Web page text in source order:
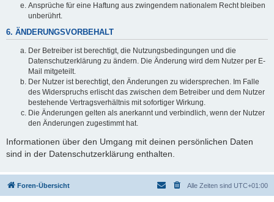
Ansprüche für eine Haftung aus zwingendem nationalem Recht bleiben
unberührt.
6. ÄNDERUNGSVORBEHALT
Der Betreiber ist berechtigt, die Nutzungsbedingungen und die
Datenschutzerklärung zu ändern. Die Änderung wird dem Nutzer per E-
Mail mitgeteilt.
Der Nutzer ist berechtigt, den Änderungen zu widersprechen. Im Falle
des Widerspruchs erlischt das zwischen dem Betreiber und dem Nutzer
bestehende Vertragsverhältnis mit sofortiger Wirkung.
Die Änderungen gelten als anerkannt und verbindlich, wenn der Nutzer
den Änderungen zugestimmt hat.
Informationen über den Umgang mit deinen persönlichen Daten
sind in der Datenschutzerklärung enthalten.
Foren-Übersicht Alle Zeiten sind UTC+01:00